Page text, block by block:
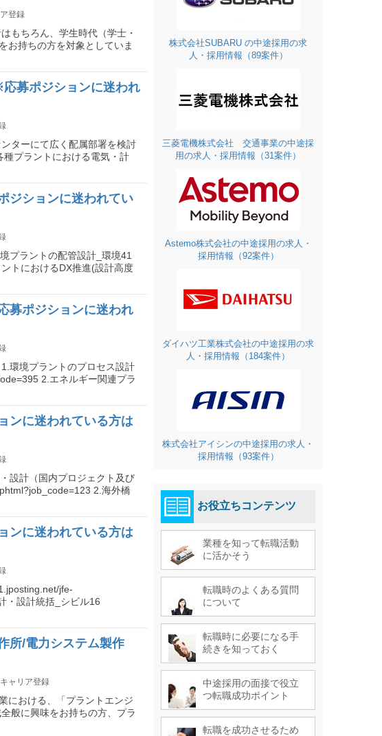
登録
もちろん、学生時代（学士・
お持ちの方を対象としていま
募ポジションに迷われ
ターにて広く配属部署を検討
プラントにおける電気・計
ジションに迷われてい
プラントの配管設計_環境41
トにおけるDX推進(設計高度
募ポジションに迷われ
環境プラントのプロセス設計
2.エネルギー関連プラ
ンに迷われている方は
設計（国内プロジェクト及び
2.海外橋
ンに迷われている方は
jfe-
・設計統括_シビル16
所/電力システム製作
キャリア登録
における、「プラントエンジ
般に興味をお持ちの方、プラ
株式会社SUBARU の中途採用の求
人・採用情報（89案件）
三菱電機株式会社 交通事業の中途採
用の求人・採用情報（31案件）
Astemo株式会社の中途採用の求人・
採用情報（92案件）
ダイハツ工業株式会社の中途採用の求
人・採用情報（184案件）
株式会社アイシンの中途採用の求人・
採用情報（93案件）
お役立ちコンテンツ
業種を知って転職活動
に活かそう
転職時のよくある質問
について
転職時に必要になる手
続きを知っておく
中途採用の面接で役立
つ転職成功ポイント
転職を成功させるため